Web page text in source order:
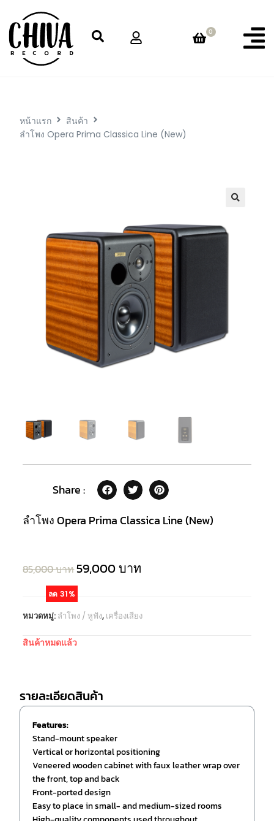
0
หน้าแรก
สินค้า
ลำโพง Opera Prima Classica Line (New)
Share :
ลำโพง Opera Prima Classica Line (New)
ลด 31%
85,000บาท59,000บาท
หมวดหมู่: ลำโพง / หูฟัง, เครื่องเสียง
สินค้าหมดแล้ว
รายละเอียดสินค้า
Features:
Stand-mount speaker
Vertical or horizontal positioning
Veneered wooden cabinet with faux leather wrap over
the front, top and back
Front-ported design
Easy to place in small- and medium-sized rooms